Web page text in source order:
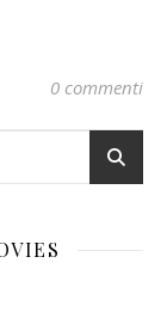
0 commenti